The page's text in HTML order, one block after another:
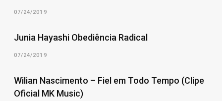
07/24/2019
Junia Hayashi Obediência Radical
07/24/2019
Wilian Nascimento – Fiel em Todo Tempo (Clipe
Oficial MK Music)